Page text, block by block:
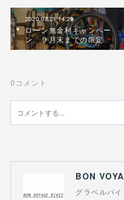
2020.07.21 14:29
ローン無金利キャンペー
ン ９月末までの限定
0 コメント
グラベルバ